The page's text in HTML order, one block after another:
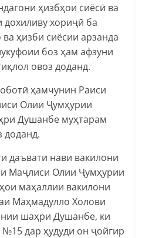
ҳизбҳои сиёсӣ ва
хориҷӣ ба
ҳизби сиёсии арзанда
боз ҳам афзуни
овоз доданд.
ҳамчунин Раиси
Олии Ҷумҳурии
Душанбе муҳтарам
доданд.
даъвати нави вакилони
Маҷлиси Олии Ҷумҳурии
маҳаллии вакилони
Маҳмадулло Холови
шаҳри Душанбе, ки
дар ҳудуди он ҷойгир